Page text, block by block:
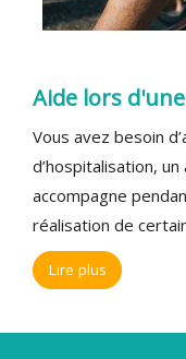
Aide lors
Vous avez besoin
d’hospitalisation,
accompagne
réalisation de
Lire plus